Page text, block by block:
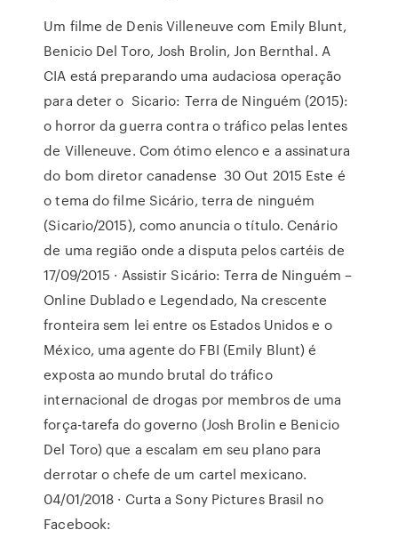
Um filme de Denis Villeneuve com Emily Blunt,
Benicio Del Toro, Josh Brolin, Jon Bernthal. A
CIA está preparando uma audaciosa operação
para deter o Sicario: Terra de Ninguém (2015):
o horror da guerra contra o tráfico pelas lentes
de Villeneuve. Com ótimo elenco e a assinatura
do bom diretor canadense 30 Out 2015 Este é
o tema do filme Sicário, terra de ninguém
(Sicario/2015), como anuncia o título. Cenário
de uma região onde a disputa pelos cartéis de
17/09/2015 · Assistir Sicário: Terra de Ninguém –
Online Dublado e Legendado, Na crescente
fronteira sem lei entre os Estados Unidos e o
México, uma agente do FBI (Emily Blunt) é
exposta ao mundo brutal do tráfico
internacional de drogas por membros de uma
força-tarefa do governo (Josh Brolin e Benicio
Del Toro) que a escalam em seu plano para
derrotar o chefe de um cartel mexicano.
04/01/2018 · Curta a Sony Pictures Brasil no
Facebook: